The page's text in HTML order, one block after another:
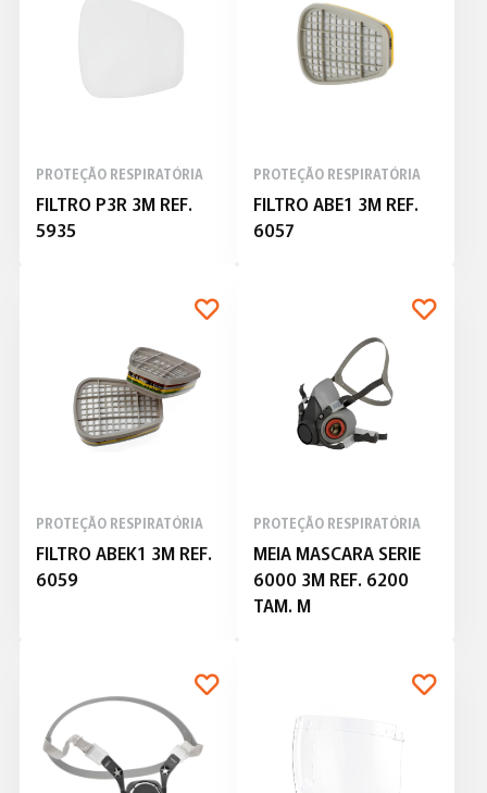
PROTEÇÃO RESPIRATÓRIA
FILTRO P3R 3M REF.
5935
PROTEÇÃO RESPIRATÓRIA
FILTRO ABE1 3M REF.
6057
PROTEÇÃO RESPIRATÓRIA
FILTRO ABEK1 3M REF.
6059
PROTEÇÃO RESPIRATÓRIA
MEIA MASCARA SERIE
6000 3M REF. 6200
TAM. M